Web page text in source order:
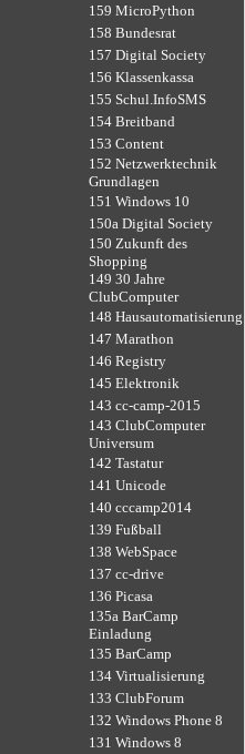
159 MicroPython
158 Bundesrat
157 Digital Society
156 Klassenkassa
155 Schul.InfoSMS
154 Breitband
153 Content
152 Netzwerktechnik
Grundlagen
151 Windows 10
150a Digital Society
150 Zukunft des
Shopping
149 30 Jahre
ClubComputer
148 Hausautomatisierung
147 Marathon
146 Registry
145 Elektronik
143 cc-camp-2015
143 ClubComputer
Universum
142 Tastatur
141 Unicode
140 cccamp2014
139 Fußball
138 WebSpace
137 cc-drive
136 Picasa
135a BarCamp
Einladung
135 BarCamp
134 Virtualisierung
133 ClubForum
132 Windows Phone 8
131 Windows 8